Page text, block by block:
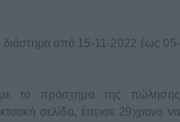
διάστημα από 15-11-2022 έως 05-
το πρόσχημα της πώλησης
σελίδα, έπεισε 29χρονο να